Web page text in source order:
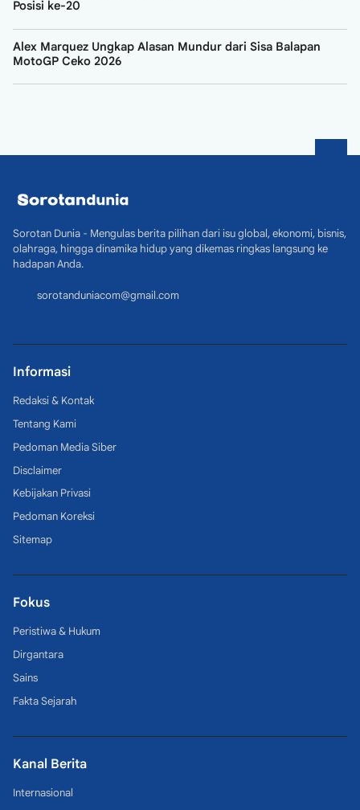
Posisi ke-20
Alex Marquez Ungkap Alasan Mundur dari Sisa Balapan
MotoGP Ceko 2026
Sorotan Dunia - Mengulas berita pilihan dari isu global, ekonomi, bisnis,
olahraga, hingga dinamika hidup yang dikemas ringkas langsung ke
hadapan Anda.
sorotanduniacom@gmail.com
Informasi
Redaksi & Kontak
Tentang Kami
Pedoman Media Siber
Disclaimer
Kebijakan Privasi
Pedoman Koreksi
Sitemap
Fokus
Peristiwa & Hukum
Dirgantara
Sains
Fakta Sejarah
Kanal Berita
Internasional